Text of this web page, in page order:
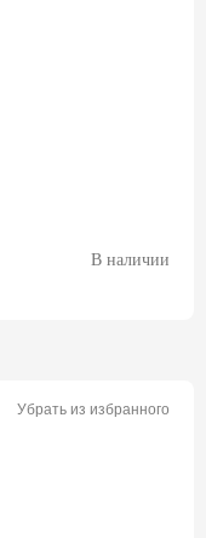
В наличии
Убрать из избранного